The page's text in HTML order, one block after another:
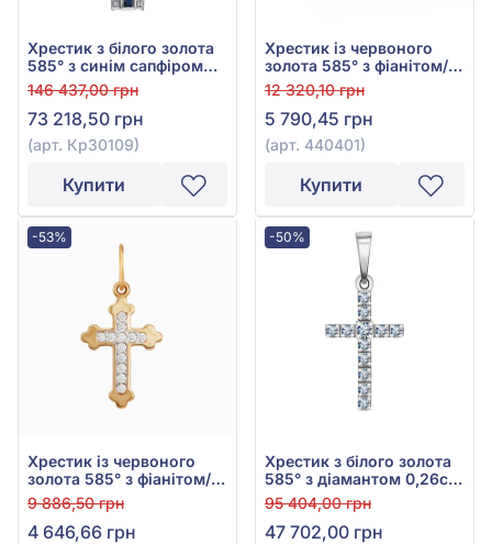
Хрестик з білого золота
585° з синім сапфіром
2,76ct та діамантом
0,25ct, арт. Кр30109
146 437,00 грн
73 218,50 грн
(арт. Кр30109)
Купити
Хрестик із червоного
золота 585° з фіанітом/
куб.цирконієм, арт.
440401
12 320,10 грн
5 790,45 грн
(арт. 440401)
Купити
-53%
Хрестик із червоного
золота 585° з фіанітом/
куб.цирконієм, арт.
440540
9 886,50 грн
4 646,66 грн
-50%
Хрестик з білого золота
585° з діамантом 0,26ct,
арт. 705-011
95 404,00 грн
47 702,00 грн